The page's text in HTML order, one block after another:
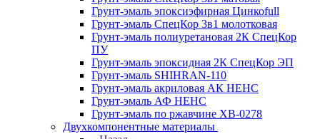
Грунт-эмаль эпоксиэфирная Цинкоfull
Грунт-эмаль СпецКор 3в1 молотковая
Грунт-эмаль полиуретановая 2К СпецКор
ПУ
Грунт-эмаль эпоксидная 2К СпецКор ЭП
Грунт-эмаль SHIHRAN-110
Грунт-эмаль акриловая АК НЕНС
Грунт-эмаль АФ НЕНС
Грунт-эмаль по ржавчине ХВ-0278
Двухкомпонентные материалы